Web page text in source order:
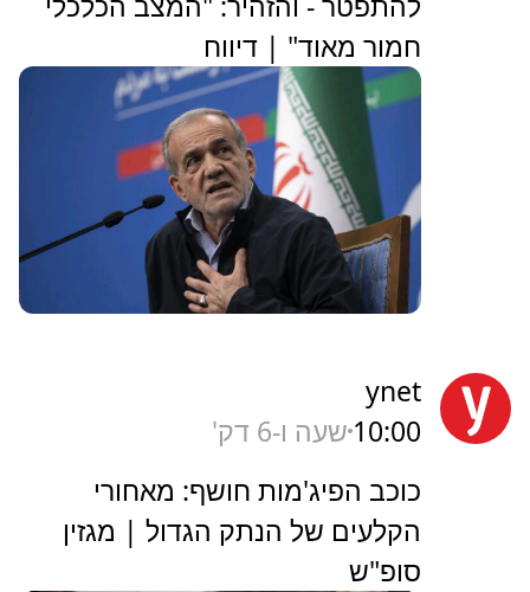
חמור מאוד" | דיווח
ynet
10:00 שעה ו-6 דק'
כוכב הפיג'מות חושף: מאחורי
הקלעים של הנתק הגדול | מגזין
סופ"ש